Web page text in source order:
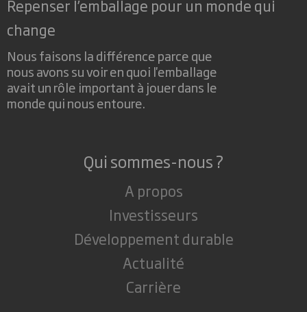
Repenser l’emballage pour un monde qui
change
Nous faisons la différence parce que
nous avons su voir en quoi l'emballage
avait un rôle important à jouer dans le
monde qui nous entoure.
Qui sommes-nous ?
A propos
Investisseurs
Développement durable
Actualité
Carrière